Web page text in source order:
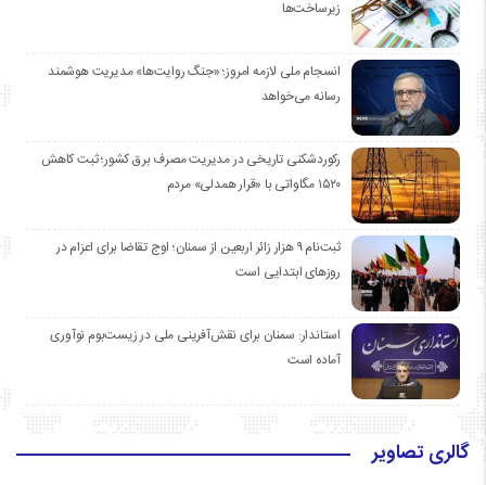
زیرساخت‌ها
انسجام ملی لازمه امروز؛ «جنگ روایت‌ها» مدیریت هوشمند
رسانه می‌خواهد
رکوردشکنی تاریخی در مدیریت مصرف برق کشور؛ ثبت کاهش
۱۵۲۰ مگاواتی با «قرار همدلی» مردم
ثبت‌نام ۹ هزار زائر اربعین از سمنان؛ اوج تقاضا برای اعزام در
روزهای ابتدایی است
استاندار: سمنان برای نقش‌آفرینی ملی در زیست‌بوم نوآوری
آماده است
گالری تصاویر